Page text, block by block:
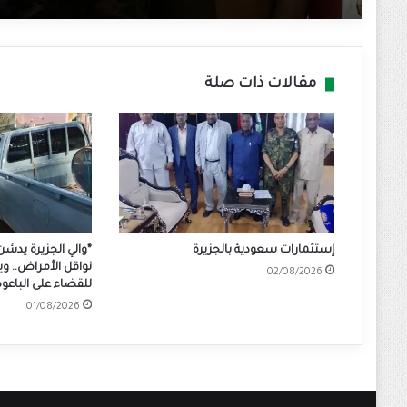
مقالات ذات صلة
إستثمارات سعودية بالجزيرة
02/08/2026
*والي الجزيرة
نواقل الأمراض..
للقضاء على
01/08/2026